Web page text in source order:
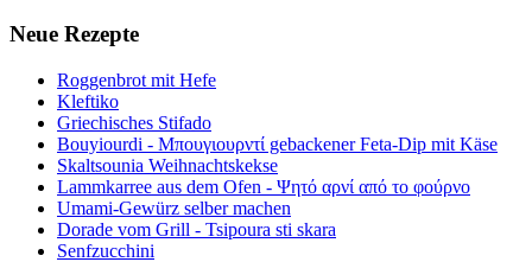
Neue Rezepte
Roggenbrot mit Hefe
Kleftiko
Griechisches Stifado
Bouyiourdi - Μπουγιουρντί gebackener Feta-Dip mit Käse
Skaltsounia Weihnachtskekse
Lammkarree aus dem Ofen - Ψητό αρνί από το φούρνο
Umami-Gewürz selber machen
Dorade vom Grill - Tsipoura sti skara
Senfzucchini